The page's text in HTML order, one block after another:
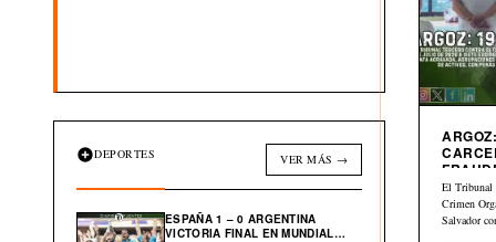
DEPORTES VER MÁS →
ESPAÑA 1 – 0 ARGENTINA
VICTORIA FINAL EN MUNDIAL
El Tribunal
Crimen
Salvador